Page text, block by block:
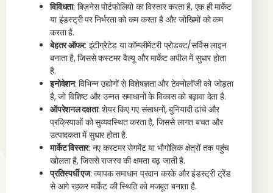
विविधता: बिज़नेस पोर्टफोलियो का विस्तार करता है, एक ही मार्केट
या इंडस्ट्री पर निर्भरता को कम करता है और जोखिमों को कम
करता है.
बेहतर ऑफर: इंटीग्रेटेड या कॉम्प्लीमेंटरी प्रोडक्ट/सर्विस लाइन
बनाता है, जिससे कस्टमर वैल्यू और मार्केट अपील में सुधार होता
है.
इनोवेशन: विभिन्न उद्योगों से विशेषज्ञता और टेक्नोलॉजी को जोड़ता
है, जो विशिष्ट और उन्नत समाधानों के विकास को बढ़ावा देता है.
ऑपरेशनल दक्षता: शेयर किए गए संसाधनों, बुनियादी ढांचे और
प्रक्रियाओं को सुव्यवस्थित करता है, जिससे लागत बचत और
उत्पादकता में सुधार होता है.
मार्केट विस्तार: नए कस्टमर सेगमेंट या भौगोलिक क्षेत्रों तक पहुंच
खोलता है, जिससे राजस्व की क्षमता बढ़ जाती है.
प्रतिस्पर्धी एज: व्यापक समाधान प्रदान करके और इंडस्ट्री ट्रेंड
से आगे रहकर मार्केट की स्थिति को मजबूत बनाता है.